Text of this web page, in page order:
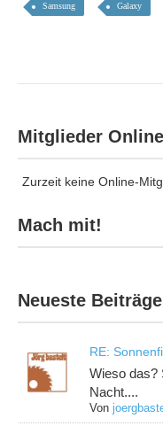
Samsung Galaxy
Mitglieder Online
Zurzeit keine Online-
Mach mit!
Neueste Beiträge
RE:
Wieso das?
Nacht....
Von